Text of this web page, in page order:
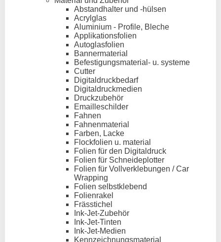
Abstandhalter und -hülsen
Acrylglas
Aluminium - Profile, Bleche
Applikationsfolien
Autoglasfolien
Bannermaterial
Befestigungsmaterial- u. systeme
Cutter
Digitaldruckbedarf
Digitaldruckmedien
Druckzubehör
Emailleschilder
Fahnen
Fahnenmaterial
Farben, Lacke
Flockfolien u. material
Folien für den Digitaldruck
Folien für Schneideplotter
Folien für Vollverklebungen / Car
Wrapping
Folien selbstklebend
Folienrakel
Frässtichel
Ink-Jet-Zubehör
Ink-Jet-Tinten
Ink-Jet-Medien
Kennzeichnungsmaterial